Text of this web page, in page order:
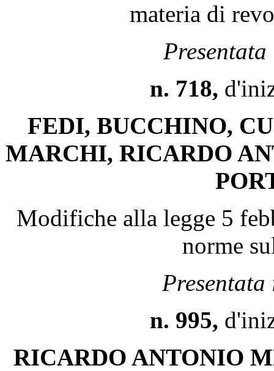
materia di
n. 718,
FEDI, BUCCHINO,
MARCHI, RICARDO
Modifiche alla legge 5
norme
n. 995,
RICARDO ANTONIO